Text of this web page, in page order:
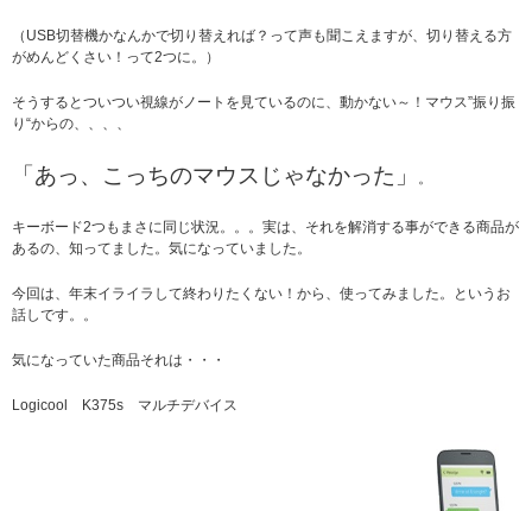
（USB切替機かなんかで切り替えれば？って声も聞こえますが、切り替える方
がめんどくさい！って2つに。）
そうするとついつい視線がノートを見ているのに、動かない～！マウス”振り振
り“からの、、、、
「あっ、こっちのマウスじゃなかった」 。
キーボード2つもまさに同じ状況。。。実は、それを解消する事ができる商品が
あるの、知ってました。気になっていました。
今回は、年末イライラして終わりたくない！から、使ってみました。というお
話しです。。
気になっていた商品それは・・・
Logicool K375s マルチデバイス